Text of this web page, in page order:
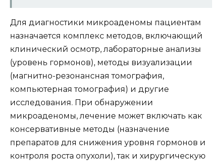
Для диагностики микроаденомы пациентам
назначается комплекс методов, включающий
клинический осмотр, лабораторные анализы
(уровень гормонов), методы визуализации
(магнитно-резонансная томография,
компьютерная томография) и другие
исследования. При обнаружении
микроаденомы, лечение может включать как
консервативные методы (назначение
препаратов для снижения уровня гормонов и
контроля роста опухоли), так и хирургическую